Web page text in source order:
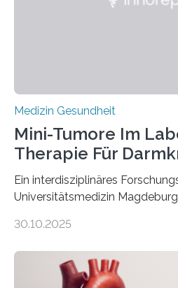
Medizin Gesundheit
Mini-Tumore Im
Therapie Für
Ein interdisziplinäres
Universitätsmedizin
behandelt werden kann. In ihrer
Oncology, zeigen die
aus Gewebe von Patientinnen
30.10.2025